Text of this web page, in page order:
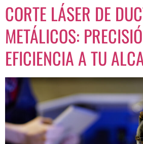
CORTE LÁSER DE
METÁLICOS:
EFICIENCIA A TU